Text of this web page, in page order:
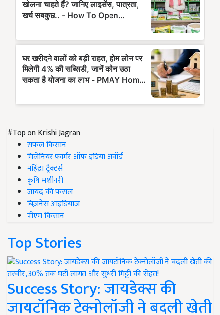
#Top on Krishi Jagran
सफल किसान
मिलेनियर फार्मर ऑफ इंडिया अवॉर्ड
महिंद्रा ट्रैक्टर्स
कृषि मशीनरी
जायद की फसल
बिज़नेस आइडियाज
पीएम किसान
Top Stories
Success Story: जायडेक्स की
जायटॉनिक टेक्नोलॉजी ने बदली खेती